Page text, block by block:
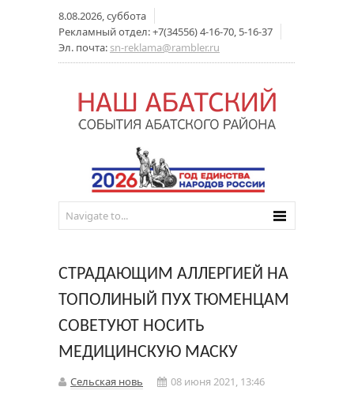
8.08.2026, суббота
Рекламный отдел: +7(34556) 4-16-70, 5-16-37
Эл. почта: sn-reklama@rambler.ru
СТРАДАЮЩИМ АЛЛЕРГИЕЙ НА
ТОПОЛИНЫЙ ПУХ ТЮМЕНЦАМ
СОВЕТУЮТ НОСИТЬ
МЕДИЦИНСКУЮ МАСКУ
Сельская новь
08 июня 2021, 13:46